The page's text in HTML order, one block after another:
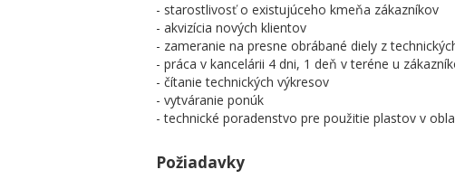
- starostlivosť o existujúceho kmeňa zákazníkov
- akvizícia nových klientov
- zameranie na presne obrábané diely z
- práca v kancelárii 4 dni, 1 deň v teréne u
- čítanie technických výkresov
- vytváranie ponúk
- technické poradenstvo pre použitie plastov v
Požiadavky